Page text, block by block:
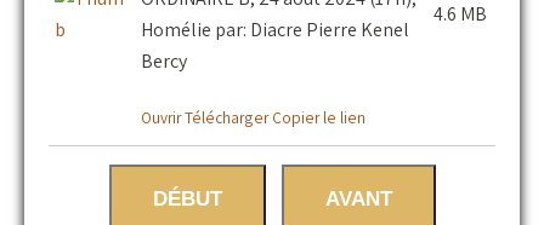
Homélie par: Diacre Pierre Kenel
Bercy
OuvrirTélécharger Copier le lien
4.6 MB
DÉBUT AVANT